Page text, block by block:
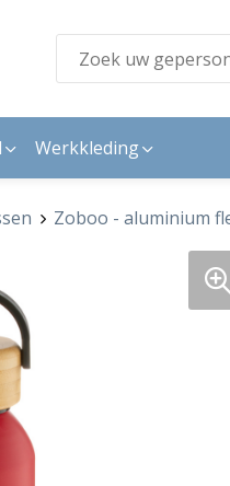
Werkkleding
Zoboo - aluminium